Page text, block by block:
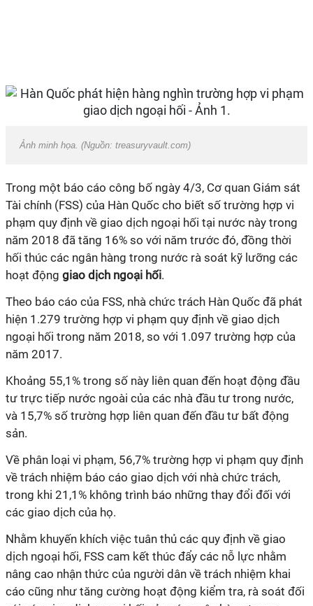
Ảnh minh họa. (Nguồn: treasuryvault.com)
Trong một báo cáo công bố ngày 4/3, Cơ quan Giám sát
Tài chính (FSS) của Hàn Quốc cho biết số trường hợp vi
phạm quy định về giao dịch ngoại hối tại nước này trong
năm 2018 đã tăng 16% so với năm trước đó, đồng thời
hối thúc các ngân hàng trong nước rà soát kỹ lưỡng các
hoạt động giao dịch ngoại hối.
Theo báo cáo của FSS, nhà chức trách Hàn Quốc đã phát
hiện 1.279 trường hợp vi phạm quy định về giao dịch
ngoại hối trong năm 2018, so với 1.097 trường hợp của
năm 2017.
Khoảng 55,1% trong số này liên quan đến hoạt động đầu
tư trực tiếp nước ngoài của các nhà đầu tư trong nước,
và 15,7% số trường hợp liên quan đến đầu tư bất động
sản.
Về phân loại vi phạm, 56,7% trường hợp vi phạm quy định
về trách nhiệm báo cáo giao dịch với nhà chức trách,
trong khi 21,1% không trình báo những thay đổi đối với
các giao dịch của họ.
Nhằm khuyến khích việc tuân thủ các quy định về giao
dịch ngoại hối, FSS cam kết thúc đẩy các nỗ lực nhằm
nâng cao nhận thức của người dân về trách nhiệm khai
cáo cũng như tăng cường hoạt động kiểm tra, rà soát đối